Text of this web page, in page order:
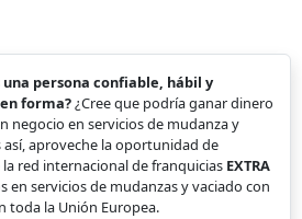
una persona confiable, hábil y
forma?¿Cree que podría ganar dinero
negocio en servicios de mudanza y
así, aproveche la oportunidad de
red internacional de franquicias EXTRA
en servicios de mudanzas y vaciado con
toda la Unión Europea.